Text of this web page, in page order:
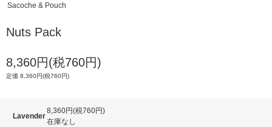
Sacoche & Pouch
Nuts Pack
8,360円(税760円)
定価 8,360円(税760円)
Lavender
8,360円(税760円)
在庫なし